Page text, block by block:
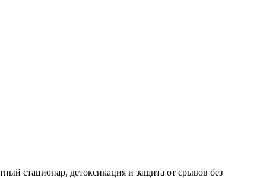
стационар, детоксикация и защита от срывов без